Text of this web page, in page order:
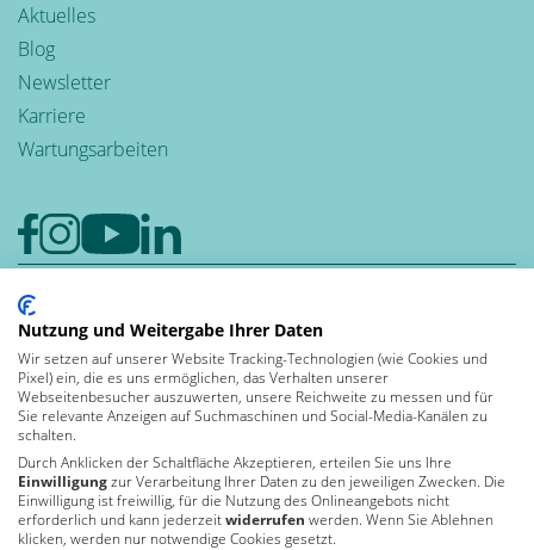
Aktuelles
Blog
Newsletter
Karriere
Wartungsarbeiten
Leben und
arbeiten in der
4,6
Bewerten auch Sie uns bei Google
Von Kununu ausgezeichnet
als Top Arbeitgeber 2026
Nutzung und Weitergabe Ihrer Daten
Wir setzen auf unserer Website Tracking-Technologien (wie Cookies und
Pixel) ein, die es uns ermöglichen, das Verhalten unserer
Webseitenbesucher auszuwerten, unsere Reichweite zu messen und für
Sie relevante Anzeigen auf Suchmaschinen und Social-Media-Kanälen zu
schalten.
Durch Anklicken der Schaltfläche Akzeptieren, erteilen Sie uns Ihre
Einwilligungzur Verarbeitung Ihrer Daten zu den jeweiligen Zwecken. Die
Einwilligung ist freiwillig, für die Nutzung des Onlineangebots nicht
erforderlich und kann jederzeitwiderrufen werden. Wenn Sie Ablehnen
klicken, werden nur notwendige Cookies gesetzt.